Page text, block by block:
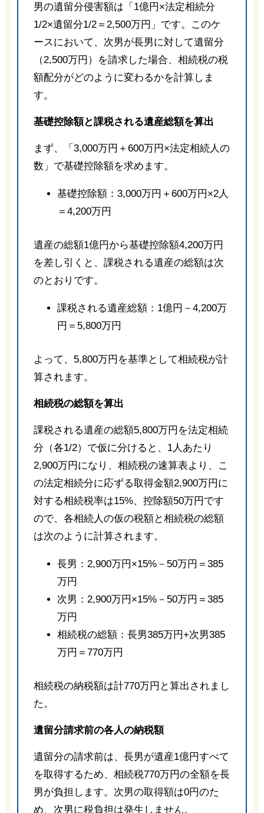
男の遺留分侵害額は「1億円×法定相続分
1/2×遺留分1/2＝2,500万円」です。このケ
ースにおいて、次男が長男に対して遺留分
（2,500万円）を請求した場合、相続税の税
額配分がどのように変わるかを計算しま
す。
基礎控除額と課税される遺産総額を算出
まず、「3,000万円＋600万円×法定相続人の
数」で基礎控除額を求めます。
基礎控除額：3,000万円＋600万円×2人
＝4,200万円
遺産の総額1億円から基礎控除額4,200万円
を差し引くと、課税される遺産の総額は次
のとおりです。
課税される遺産総額：1億円－4,200万
円＝5,800万円
よって、5,800万円を基準として相続税が計
算されます。
相続税の総額を算出
課税される遺産の総額5,800万円を法定相続
分（各1/2）で仮に分けると、1人あたり
2,900万円になり、相続税の速算表より、こ
の法定相続分に応ずる取得金額2,900万円に
対する相続税率は15%、控除額50万円です
ので、各相続人の仮の税額と相続税の総額
は次のように計算されます。
長男：2,900万円×15%－50万円＝385
万円
次男：2,900万円×15%－50万円＝385
万円
相続税の総額：長男385万円+次男385
万円＝770万円
相続税の納税額は計770万円と算出されまし
た。
遺留分請求前の各人の納税額
遺留分の請求前は、長男が遺産1億円すべて
を取得するため、相続税770万円の全額を長
男が負担します。次男の取得額は0円のた
め、次男に税負担は発生しません。